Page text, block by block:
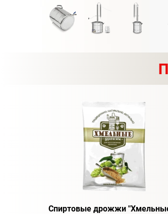
Спиртовые дрожжи